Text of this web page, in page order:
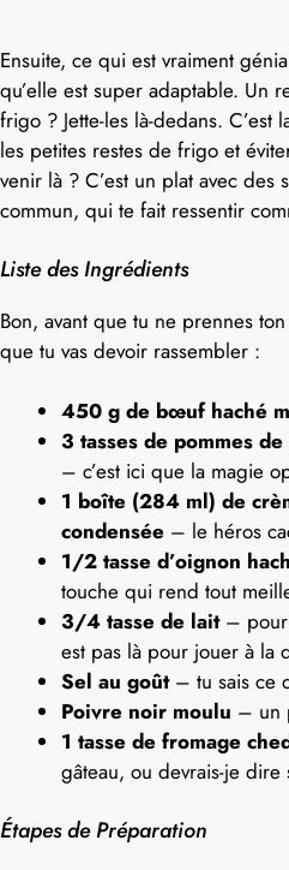
Ensuite, ce qui est vraiment
qu’elle est super adaptable. Un
frigo ? Jette-les là-dedans.
les petites restes de frigo et
venir là ? C’est un plat avec des
commun, qui te fait ressentir
Liste des Ingrédients
Bon, avant que tu ne prennes
que tu vas devoir rassembler :
450 g de bœuf haché
3 tasses de pommes
– c’est ici que la magie
1 boîte (284 ml) de
condensée – le héros
1/2 tasse d’oignon
touche qui rend tout
3/4 tasse de lait– pour
est pas là pour jouer à la
Sel au goût– tu sais ce
Poivre noir moulu – un
1 tasse de fromage
gâteau, ou devrais-je dire
Étapes de Préparation